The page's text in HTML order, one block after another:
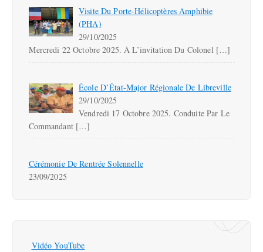
Visite Du Porte-Hélicoptères Amphibie
(PHA)
29/10/2025
Mercredi 22 Octobre 2025. À L’invitation Du Colonel […]
École D’État-Major Régionale De Libreville
29/10/2025
Vendredi 17 Octobre 2025. Conduite Par Le
Commandant […]
Cérémonie De Rentrée Solennelle
23/09/2025
Vidéo YouTube